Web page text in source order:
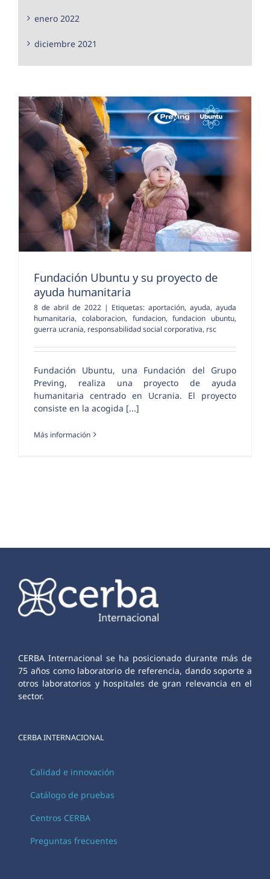
Fundación Ubuntu y su proyecto de
ayuda humanitaria
8 de abril de 2022 | Etiquetas: aportación, ayuda, ayuda
humanitaria, colaboracion, fundacion,fundacion ubuntu,
guerra ucrania, responsabilidad social corporativa, rsc
Fundación Ubuntu, una Fundación del Grupo
Preving, realiza una proyecto de ayuda
humanitaria centrado en Ucrania. El proyecto
consiste en la acogida [...]
Más información
enero 2022
diciembre 2021
CERBA Internacional se ha posicionado durante más de
75 años como laboratorio de referencia, dando soporte a
otros laboratorios y hospitales de gran relevancia en el
sector.
CERBA INTERNACIONAL
Calidad e innovación
Catálogo de pruebas
Centros CERBA
Preguntas frecuentes